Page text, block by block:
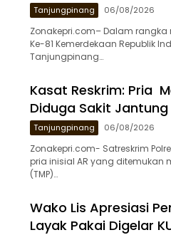
Tanjungpinang 06/08/2026
Zonakepri.com– Dalam
Ke-81 Kemerdekaan Republik
Tanjungpinang…
Kasat Reskrim: Pria
Diduga Sakit Jantung
Tanjungpinang 06/08/2026
Zonakepri.com- Satreskrim
pria inisial AR yang ditemukan
(TMP)…
Wako Lis Apresiasi
Layak Pakai Digelar